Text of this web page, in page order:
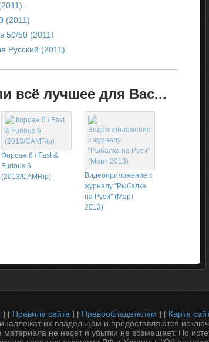
(2011)
50/50 (2011)
Русский (2011)
всё лучшее для Вас...
Форсаж 6 / Fast &
Furious 6
(2013/CAMRip)
Видеоприложение к
журналу "Рыбалка
на Руси" (Март
2013)
] [ Правила сайта] [ Правообладателям ] [ Карта
их владельцам и предоставляются
материала не несет и убытки не возмещает. По